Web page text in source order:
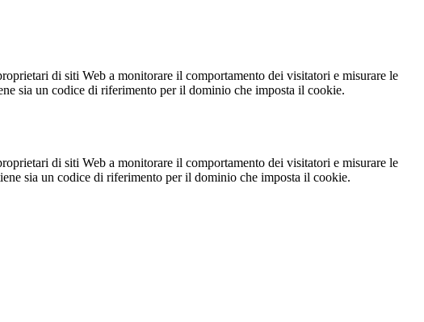
di siti Web a monitorare il comportamento dei visitatori e misurare le
sia un codice di riferimento per il dominio che imposta il cookie.
di siti Web a monitorare il comportamento dei visitatori e misurare le
sia un codice di riferimento per il dominio che imposta il cookie.